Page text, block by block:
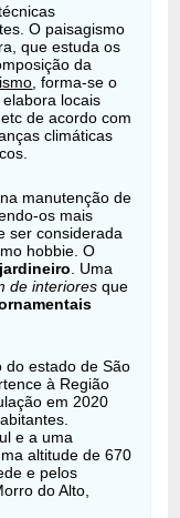
O paisagismo
que estuda os
da
, forma-se o
elabora locais
, etc de acordo com
climáticas
manutenção de
os mais
ser considerada
hobbie. O
jardineiro . Uma
de interiores que
do estado de São
à Região
em 2020
e a uma
altitude de 670
e pelos
do Alto,